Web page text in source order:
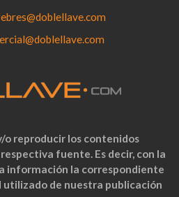
reproducir los contenidos
fuente. Es decir, con la
información la correspondiente
de nuestra publicación